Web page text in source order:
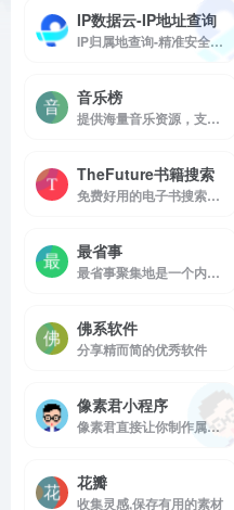
IP数据云-IP地址查询
IP归属地查询-精准安全快速的IP地址查询网站-支持IPv4/IPv6信息查询网站
音乐榜
提供海量音乐资源，支持免费下载，涵盖了众多热门歌曲和新歌。用户只需访问网站，即可轻松找到自己喜欢的音乐并进行下载，方便又快捷。
TheFuture书籍搜索
免费好用的电子书搜索引擎
最省事
最省事聚集地是一个内容创作与分享社区，专注收集和分享负责任、有智趣、贴近生活的内容。
佛系软件
分享精而简的优秀软件
像素君小程序
像素君直接让你制作属于你自己的像素头像，简单操作，独特风格。
花瓣
收集灵感,保存有用的素材